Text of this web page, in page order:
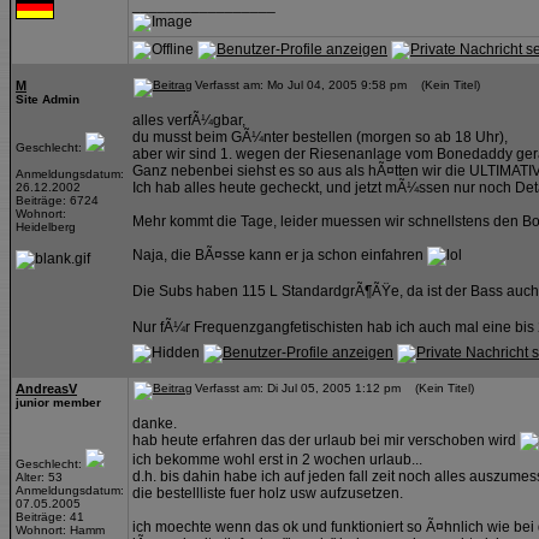
M
Site Admin
Geschlecht:
Anmeldungsdatum:
26.12.2002
Beiträge: 6724
Wohnort:
Heidelberg
Verfasst am: Mo Jul 04, 2005 9:58 pm (Kein Titel)
alles verfÃ¼gbar,
du musst beim GÃ¼nter bestellen (morgen so ab 18 Uhr),
aber wir sind 1. wegen der Riesenanlage vom Bonedaddy
Ganz nebenbei siehst es so aus als hÃ¤tten wir die
Ich hab alles heute gecheckt, und jetzt mÃ¼ssen nur noch
Mehr kommt die Tage, leider muessen wir schnellstens den
Naja, die BÃ¤sse kann er ja schon einfahren
Die Subs haben 115 L StandardgrÃ¶ÃŸe, da ist der Bass
Nur fÃ¼r Frequenzgangfetischisten hab ich auch mal eine
AndreasV
junior member
Geschlecht:
Alter: 53
Anmeldungsdatum:
07.05.2005
Beiträge: 41
Wohnort: Hamm
Verfasst am: Di Jul 05, 2005 1:12 pm (Kein Titel)
danke.
hab heute erfahren das der urlaub bei mir verschoben wird
ich bekomme wohl erst in 2 wochen urlaub...
d.h. bis dahin habe ich auf jeden fall zeit noch alles
die bestellliste fuer holz usw aufzusetzen.
ich moechte wenn das ok und funktioniert so Ã¤hnlich wie